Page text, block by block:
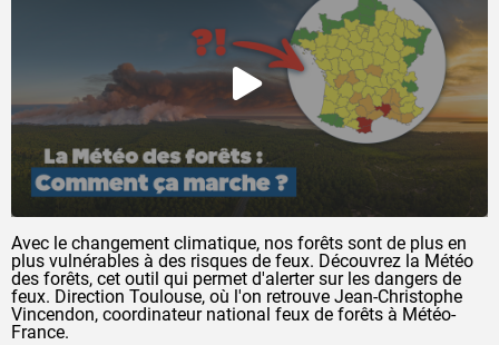
Avec le changement climatique, nos forêts sont de plus en
plus vulnérables à des risques de feux. Découvrez la Météo
des forêts, cet outil qui permet d'alerter sur les dangers de
feux. Direction Toulouse, où l'on retrouve Jean-Christophe
Vincendon, coordinateur national feux de forêts à Météo-
France.